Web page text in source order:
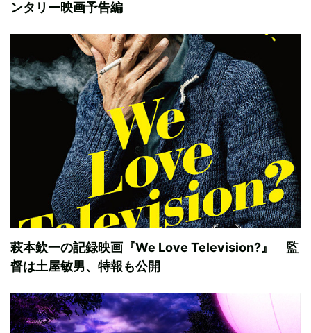
ンタリー映画予告編
萩本欽一の記録映画『We Love Television?』 監
督は土屋敏男、特報も公開